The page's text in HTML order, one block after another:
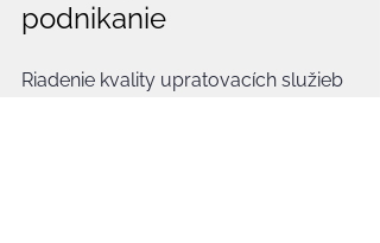
podnikanie
Riadenie kvality upratovacích služieb